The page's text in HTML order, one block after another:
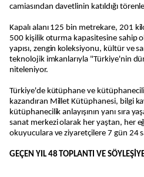
camiasından davetlinin katıldığı
Kapalı alanı 125 bin metrekare, 201
500 kişilik oturma kapasitesine sahip
yapısı, zengin koleksiyonu, kültür ve
teknolojik imkanlarıyla "Türkiye'nin
niteleniyor.
Türkiye'de kütüphane ve
kazandıran Millet Kütüphanesi, bilgi
kütüphanecilik anlayışının yanı sıra
sanat merkezi olarak her yaştan, her
okuyuculara ve ziyaretçilere 7 gün 24
GEÇEN YIL 48 TOPLANTI VE